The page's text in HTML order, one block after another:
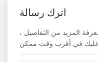
اترك رسالة
المزيد من التفاصيل ،